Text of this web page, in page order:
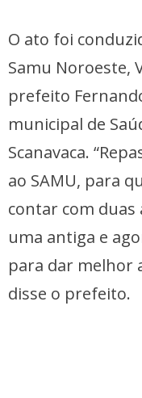
O ato foi
Samu Noroeste,
prefeito
municipal de
Scanavaca.
ao SAMU, para
contar com duas
uma antiga e
para dar melhor
disse o prefeito.